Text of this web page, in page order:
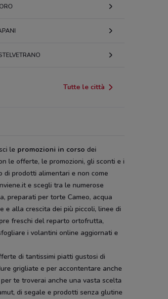
Tutte le città
le promozioni in corso dei
le offerte, le promozioni, gli sconti e i
prodotti alimentari e non come
e scegli tra le numerose
preparati per torte Cameo, acqua
e alla crescita dei più piccoli, linee di
freschi del reparto ortofrutta,
i volantini online aggiornati e
di tantissimi piatti gustosi di
grigliate e per accontentare anche
te troverai anche una vasta scelta
di segale e prodotti senza glutine